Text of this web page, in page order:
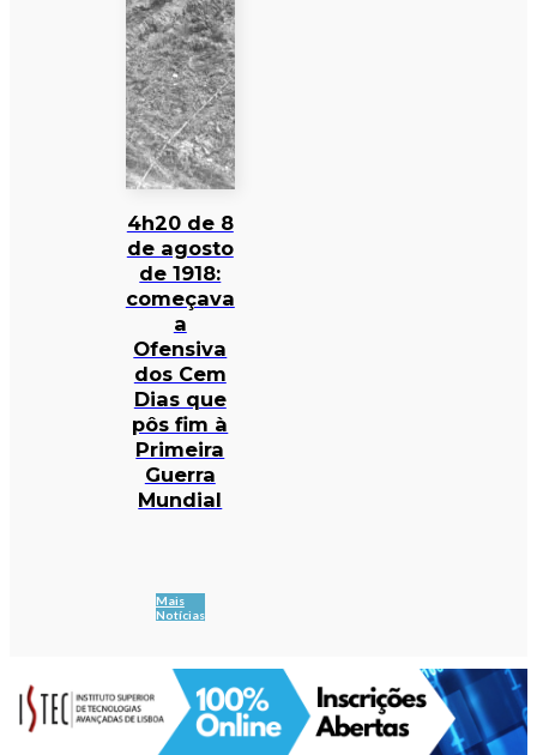
4h20 de 8
de agosto
de 1918:
começava
a
Ofensiva
dos Cem
Dias que
pôs fim à
Primeira
Guerra
Mundial
Mais
Notícias